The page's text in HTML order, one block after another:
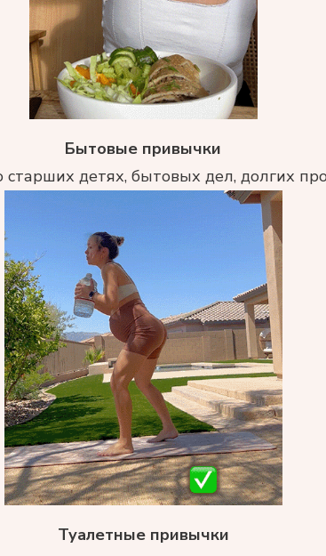
Бытовые привычки
детях, бытовых дел, долгих
Туалетные привычки